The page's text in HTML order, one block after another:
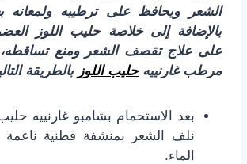
الشعر ويحافظ على ترطيبه ولمعانه
بالإضافة إلى خلاصة حليب اللوز
على علاج تقصف الشعر ومنع تساقطه،
مرطب غارنييهحليب اللوز بالطريقة
بعد الاستحمام بشامبو غارنييه
نلف الشعر بمنشفة قطنية
الماء.